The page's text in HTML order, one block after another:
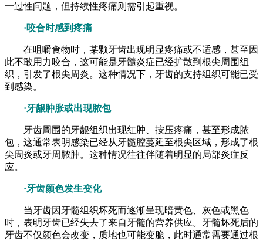
一过性问题，但持续性疼痛则需引起重视。
·咬合时感到疼痛
在咀嚼食物时，某颗牙齿出现明显疼痛或不适感，甚至因
此不敢用力咬合，这可能是牙髓炎症已经扩散到根尖周围组
织，引发了根尖周炎。这种情况下，牙齿的支持组织可能已受
到感染。
·牙龈肿胀或出现脓包
牙齿周围的牙龈组织出现红肿、按压疼痛，甚至形成脓
包，这通常表明感染已经从牙髓腔蔓延至根尖区域，形成了根
尖周炎或牙周脓肿。这种情况往往伴随着明显的局部炎症反
应。
·牙齿颜色发生变化
当牙齿因牙髓组织坏死而逐渐呈现暗黄色、灰色或黑色
时，表明牙齿已经失去了来自牙髓的营养供应。牙髓坏死后的
牙齿不仅颜色会改变，质地也可能变脆，此时通常需要通过根